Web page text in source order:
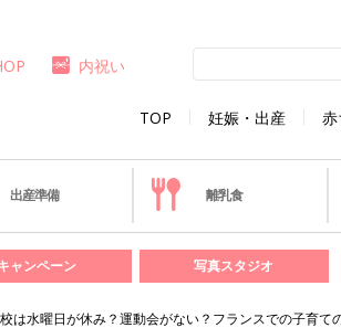
TOP 妊娠・出産
内祝い
出産準備 離乳食
ャンペーン 写真スタジオ
は水曜日が休み？運動会がない？フランスでの子育て